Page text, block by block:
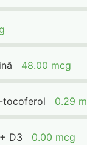
48.00 mcg
tocoferol 0.29
D3 0.00 mcg